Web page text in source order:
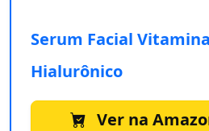
Serum Facial
Hialurônico
Ver na